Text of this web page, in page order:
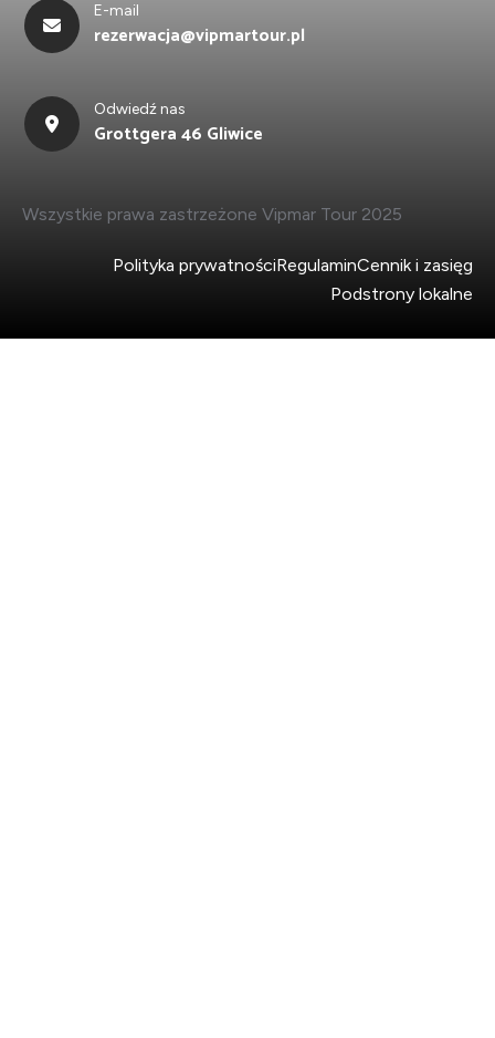
E-mail
rezerwacja@vipmartour.pl
Odwiedź nas
Grottgera 46 Gliwice
Wszystkie prawa zastrzeżone Vipmar Tour 2025
Polityka prywatnościRegulaminCennik i zasięg
Podstrony lokalne